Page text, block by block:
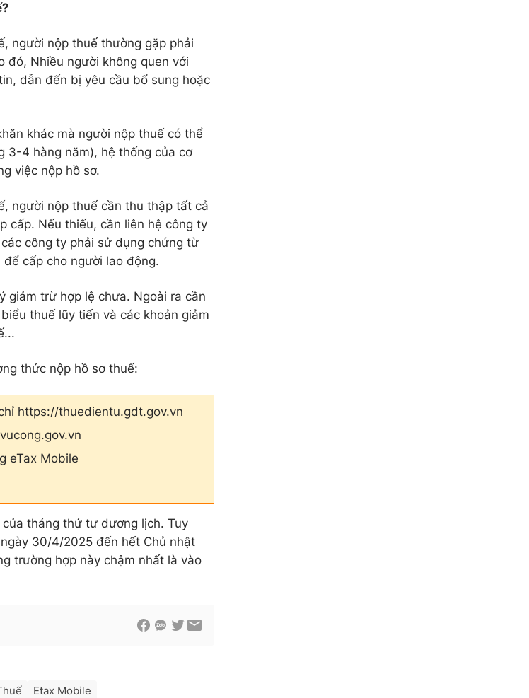
người nộp thuế thường gặp phải
đó, Nhiều người không quen với
dẫn đến bị yêu cầu bổ sung hoặc
khác mà người nộp thuế có thể
3-4 hàng năm), hệ thống của cơ
việc nộp hồ sơ.
người nộp thuế cần thu thập tất cả
cấp. Nếu thiếu, cần liên hệ công ty
công ty phải sử dụng chứng từ
cấp cho người lao động.
giảm trừ hợp lệ chưa. Ngoài ra cần
thuế lũy tiến và các khoản giảm
thức nộp hồ sơ thuế:
https://thuedientu.gdt.gov.vn
eTax Mobile
tháng thứ tư dương lịch. Tuy
30/4/2025 đến hết Chủ nhật
trường hợp này chậm nhất là vào
Etax Mobile